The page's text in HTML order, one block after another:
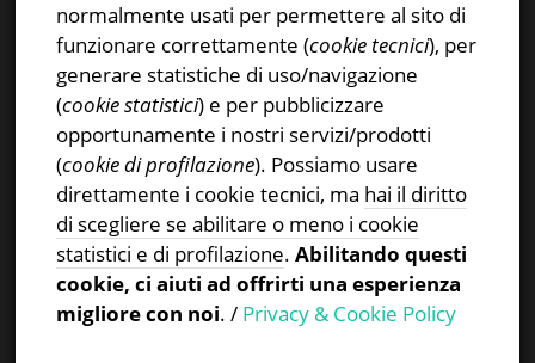
CERCA NEL SITO
Ricerca
normalmente usati per permettere al sito di
funzionare correttamente (cookie tecnici), per
generare statistiche di uso/navigazione
(cookie statistici) e per pubblicizzare
opportunamente i nostri servizi/prodotti
(cookie di profilazione). Possiamo usare
direttamente i cookie tecnici, ma hai il diritto
di scegliere se abilitare o meno i cookie
statistici e di profilazione.Abilitando questi
cookie, ci aiuti ad offrirti una esperienza
migliore con noi. / Privacy & Cookie Policy